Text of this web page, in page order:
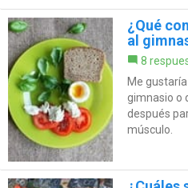
¿Qué
al
8
Me
gimnasio o
después
músculo.